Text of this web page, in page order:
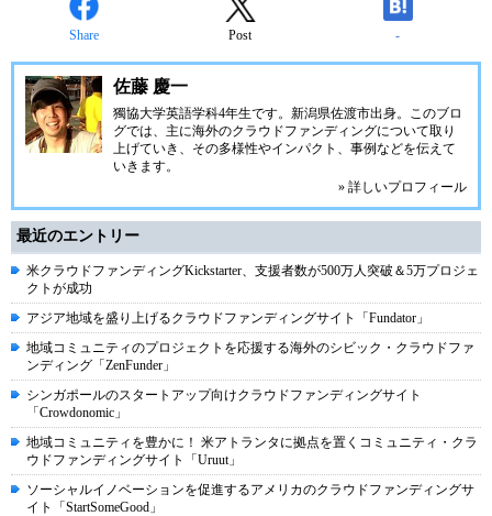
Share Post -
佐藤 慶一
獨協大学英語学科4年生です。新潟県佐渡市出身。このブロ
グでは、主に海外のクラウドファンディングについて取り
上げていき、その多様性やインパクト、事例などを伝えて
いきます。
» 詳しいプロフィール
最近のエントリー
米クラウドファンディングKickstarter、支援者数が500万人突破＆5万プロジェ
クトが成功
アジア地域を盛り上げるクラウドファンディングサイト「Fundator」
地域コミュニティのプロジェクトを応援する海外のシビック・クラウドファ
ンディング「ZenFunder」
シンガポールのスタートアップ向けクラウドファンディングサイト
「Crowdonomic」
地域コミュニティを豊かに！ 米アトランタに拠点を置くコミュニティ・クラ
ウドファンディングサイト「Uruut」
ソーシャルイノベーションを促進するアメリカのクラウドファンディングサ
イト「StartSomeGood」